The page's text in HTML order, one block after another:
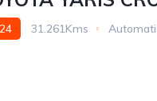
31.261Kms